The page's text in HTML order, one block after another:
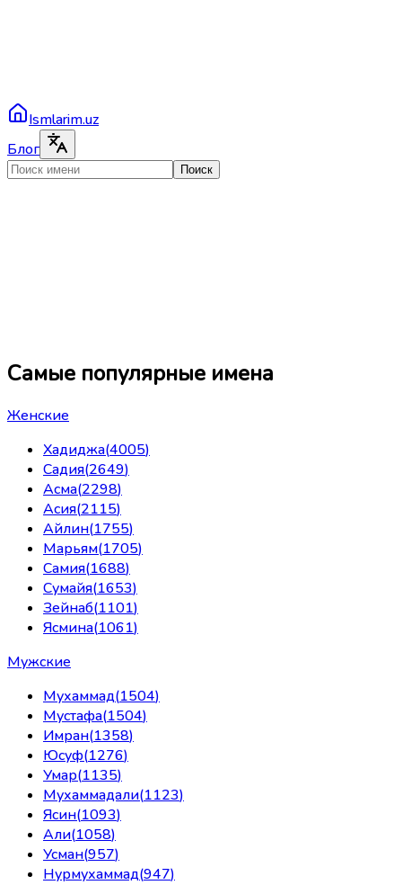
Ismlarim.uz
Блог
Поиск
Самые популярные имена
Женские
Хадиджа(4005)
Садия(2649)
Асма(2298)
Асия(2115)
Айлин(1755)
Марьям(1705)
Самия(1688)
Сумайя(1653)
Зейнаб(1101)
Ясмина(1061)
Мужские
Мухаммад(1504)
Мустафа(1504)
Имран(1358)
Юсуф(1276)
Умар(1135)
Мухаммадали(1123)
Ясин(1093)
Али(1058)
Усман(957)
Нурмухаммад(947)